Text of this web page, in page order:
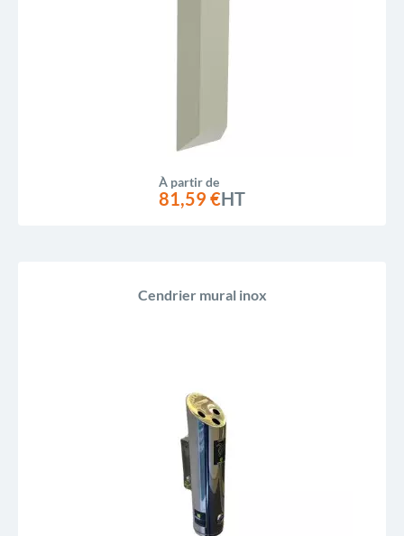
À partir de
81,59 €HT
Cendrier mural inox